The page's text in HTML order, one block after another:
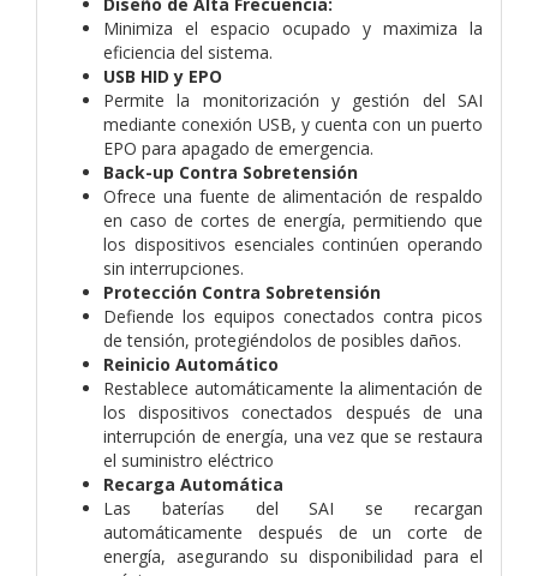
Minimiza el espacio ocupado y maximiza la
eficiencia del sistema.
USB HID y EPO
Permite la monitorización y gestión del SAI
mediante conexión USB, y cuenta con un puerto
EPO para apagado de emergencia.
Back-up Contra Sobretensión
Ofrece una fuente de alimentación de respaldo
en caso de cortes de energía, permitiendo que
los dispositivos esenciales continúen operando
sin interrupciones.
Protección Contra Sobretensión
Defiende los equipos conectados contra picos
de tensión, protegiéndolos de posibles daños.
Reinicio Automático
Restablece automáticamente la alimentación de
los dispositivos conectados después de una
interrupción de energía, una vez que se restaura
el suministro eléctrico
Recarga Automática
Las baterías del SAI se recargan
automáticamente después de un corte de
energía, asegurando su disponibilidad para el